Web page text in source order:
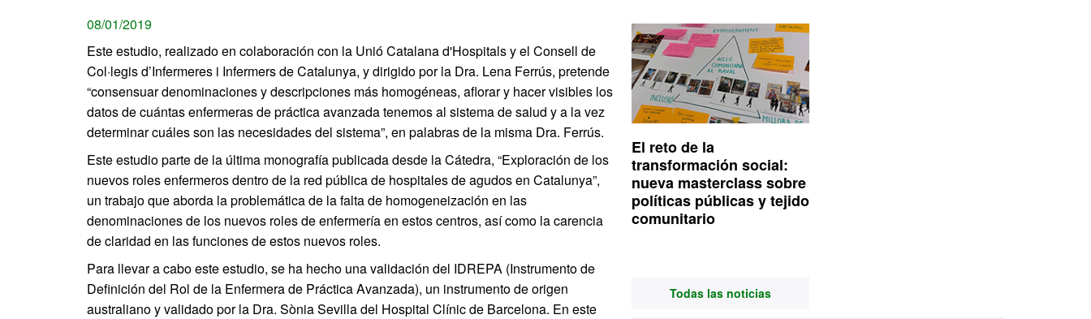
08/01/2019
Este estudio, realizado en colaboración con la Unió Catalana d'Hospitals y el Consell de
Col·legis d’Infermeres i Infermers de Catalunya, y dirigido por la Dra. Lena Ferrús, pretende
“consensuar denominaciones y descripciones más homogéneas, aflorar y hacer visibles los
datos de cuántas enfermeras de práctica avanzada tenemos al sistema de salud y a la vez
determinar cuáles son las necesidades del sistema”, en palabras de la misma Dra. Ferrús.
Este estudio parte de la última monografía publicada desde la Cátedra, “Exploración de los
nuevos roles enfermeros dentro de la red pública de hospitales de agudos en Catalunya”,
un trabajo que aborda la problemática de la falta de homogeneización en las
denominaciones de los nuevos roles de enfermería en estos centros, así como la carencia
de claridad en las funciones de estos nuevos roles.
Para llevar a cabo este estudio, se ha hecho una validación del IDREPA (Instrumento de
Definición del Rol de la Enfermera de Práctica Avanzada), un instrumento de origen
australiano y validado por la Dra. Sònia Sevilla del Hospital Clínic de Barcelona. En este
El reto de la
transformación social:
nueva masterclass sobre
políticas públicas y tejido
comunitario
Todas las noticias